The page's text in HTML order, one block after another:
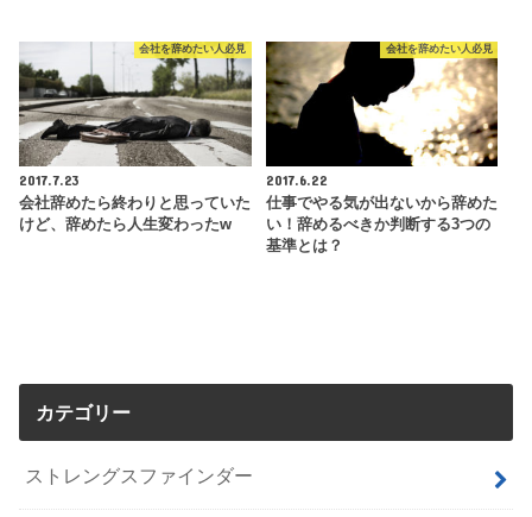
会社を辞めたい人必見
2017.7.23
会社辞めたら終わりと思っていた
けど、辞めたら人生変わったw
会社を辞めたい人必見
2017.6.22
仕事でやる気が出ないから辞めた
い！辞めるべきか判断する3つの
基準とは？
カテゴリー
ストレングスファインダー